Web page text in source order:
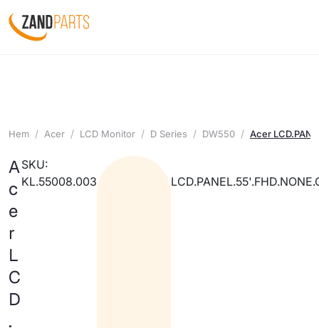
Hem Acer LCD Monitor D Series DW550 Acer
A
c
e
r
L
C
D
.
SKU:
KL.55008.003